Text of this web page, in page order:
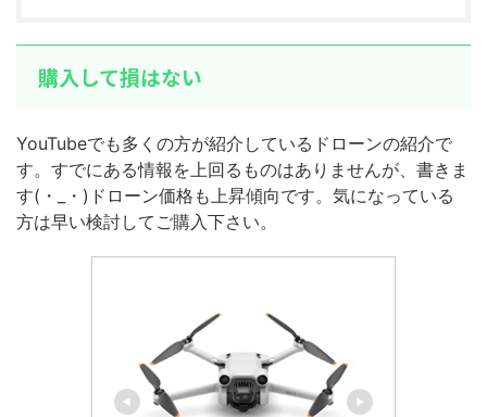
購入して損はない
YouTubeでも多くの方が紹介しているドローンの紹介で
す。すでにある情報を上回るものはありませんが、書きま
す(・_・)ドローン価格も上昇傾向です。気になっている
方は早い検討してご購入下さい。